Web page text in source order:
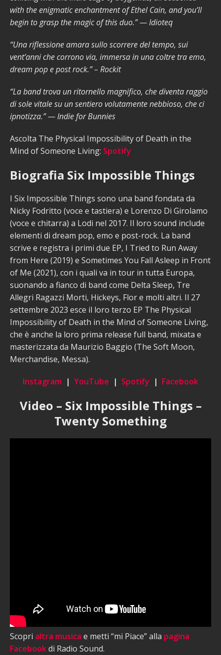
with the enigmatic enchantment of Ethel Cain, and you’ll
begin to grasp the magic of this duo.” — Idioteq
“Una riflessione amara sullo scorrere del tempo, sui
vent’anni che corrono via, immersa in una coltre tra emo,
dream pop e post rock.” – Rockit
“La band trova un ritornello magnifico, che diventa raggio
di sole vitale su un sentiero volutamente nebbioso, che ci
ipnotizza.” — Indie for Bunnies
Ascolta The Physical Impossibility of Death in the
Mind of Someone Living: Spotify
Biografia Six Impossible Things
I Six Impossible Things sono una band fondata da
Nicky Fodritto (voce e tastiera) e Lorenzo Di Girolamo
(voce e chitarra) a Lodi nel 2017. Il loro sound include
elementi di dream pop, emo e post-rock. La band
scrive e registra i primi due EP, I Tried to Run Away
from Here (2019) e Sometimes You Fall Asleep in Front
of Me (2021), con i quali va in tour in tutta Europa,
suonando a fianco di band come Delta Sleep, Tre
Allegri Ragazzi Morti, Hickeys, Flor e molti altri. Il 27
settembre 2023 esce il loro terzo EP The Physical
Impossibility of Death in the Mind of Someone Living,
che è anche la loro prima release full band, mixata e
masterizzata da Maurizio Baggio (The Soft Moon,
Merchandise, Messa).
Instagram | YouTube | Spotify | Facebook
Video – Six Impossible Things –
Twenty Something
Scopri altra musica e metti “mi Piace” alla pagina
Facebookdi Radio Sound.